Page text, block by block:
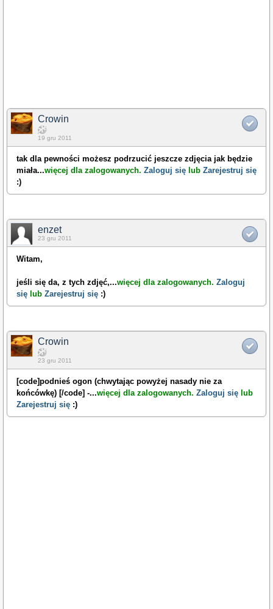
Crowin
19 gru 2011
tak dla pewności możesz podrzucić jeszcze zdjęcia jak będzie
miała...więcej dla zalogowanych. Zaloguj się lub Zarejestruj się
:)
enzet
23 gru 2011
Witam,
jeśli się da, z tych zdjęć,...więcej dla zalogowanych. Zaloguj
się lub Zarejestruj się :)
Crowin
23 gru 2011
[code]podnieś ogon (chwytając powyżej nasady nie za
końcówkę) [/code] -...więcej dla zalogowanych. Zaloguj się lub
Zarejestruj się :)